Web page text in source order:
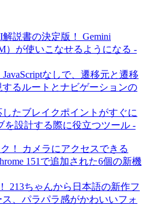
説書の決定版！ Gemini
）が使いこなせるようになる -
なしで、遷移元と遷移
るルートとナビゲーションの
たブレイクポイントがすぐに
を設計する際に役立つツール -
！ カメラにアクセスできる
151で追加された6個の新機
213ちゃんから日本語の新作フ
、パラパラ感がかわいいフォ